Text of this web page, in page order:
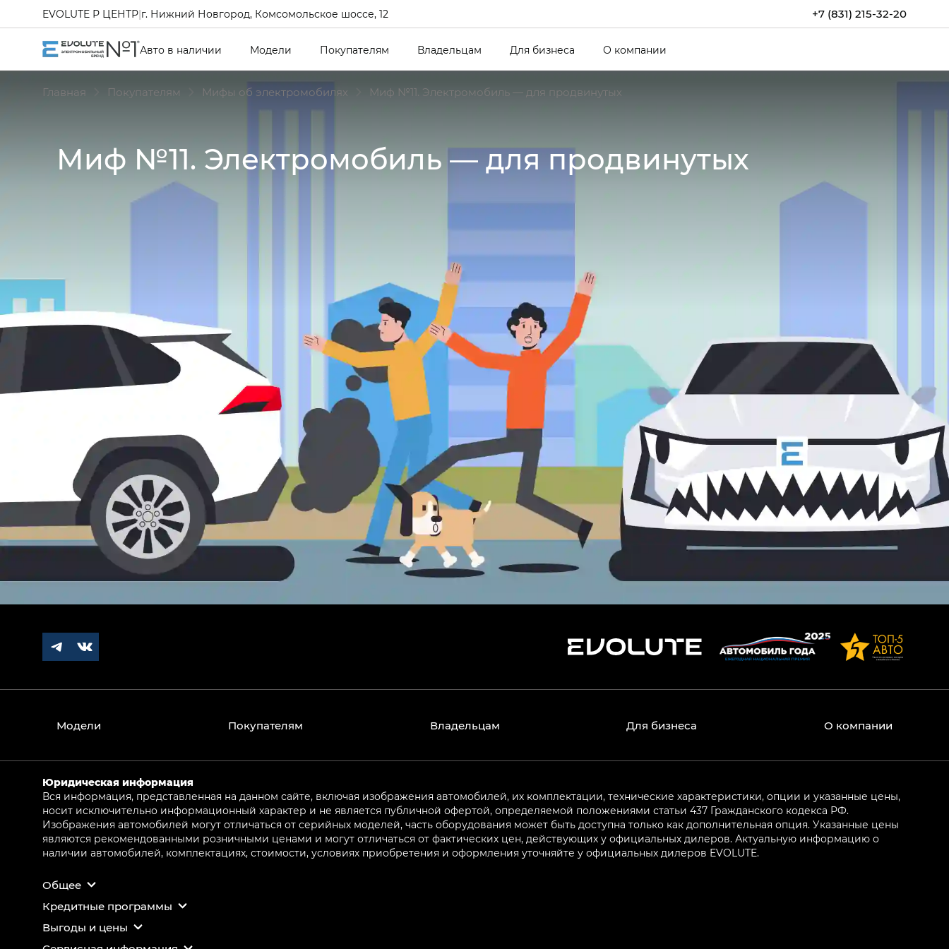
+7 (831) 215-32-20
EVOLUTE Р ЦЕНТР|г. Нижний Новгород, Комсомольское шоссе, 12
Авто в наличии Модели Покупателям Владельцам Для бизнеса О компании
Главная Покупателям Мифы об электромобилях Миф №11. Электромобиль — для продвинутых
Миф №11. Электромобиль — для продвинутых
Модели Покупателям Владельцам Для бизнеса О компании
Юридическая информация
Вся информация, представленная на данном сайте, включая изображения автомобилей, их комплектации, технические характеристики, опции и указанные цены,
носит исключительно информационный характер и не является публичной офертой, определяемой положениями статьи 437 Гражданского кодекса РФ.
Изображения автомобилей могут отличаться от серийных моделей, часть оборудования может быть доступна только как дополнительная опция. Указанные цены
являются рекомендованными розничными ценами и могут отличаться от фактических цен, действующих у официальных дилеров. Актуальную информацию о
наличии автомобилей, комплектациях, стоимости, условиях приобретения и оформления уточняйте у официальных дилеров EVOLUTE.
Общее
Кредитные программы
Выгоды и цены